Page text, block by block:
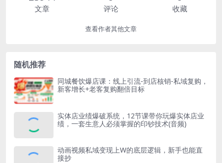
文章 评论 收藏
查看作者其他文章
随机推荐
同城餐饮爆店课：线上引流-到店核销-私域复购，
新客增长+老客复购翻倍目标
实体店业绩爆破系统，12节课带你玩爆实体店业
绩，一套生意人必须掌握的印钞技术(音频)
动画视频私域变现上W的底层逻辑，新手也能直
接抄